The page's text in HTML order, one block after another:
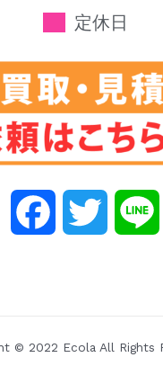
定休日
e t
© 2022 Ecola All Rights